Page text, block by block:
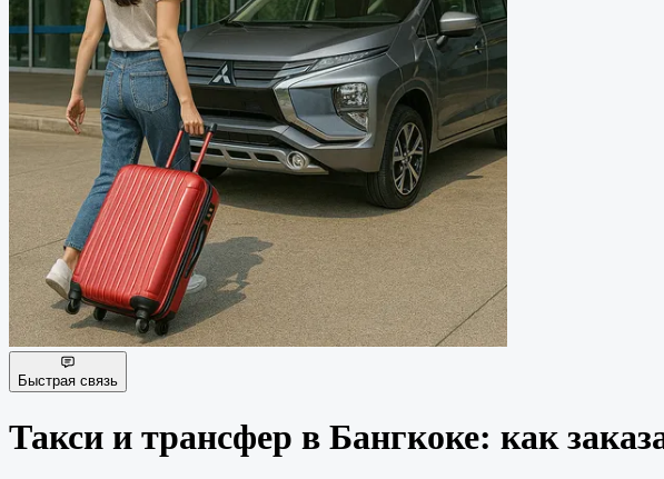
Быстрая связь
Такси и трансфер в Бангкоке: как